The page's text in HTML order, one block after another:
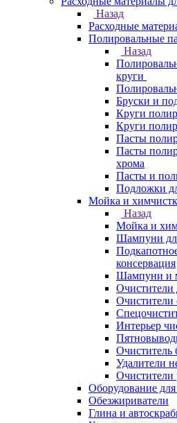
Назад
Расходные
Полировальные
Назад
круги
Бруски и
Круги
Круги
Пасты
Пасты
хрома
Пасты и
Подложки
Мойка и
Назад
Мойка и
Шампуни
консервация
Шампуни и
Очистители
Очистители
Интерьер
Очиститель
Удалители
Очистители
Оборудование
Обезжириватели
Глина и